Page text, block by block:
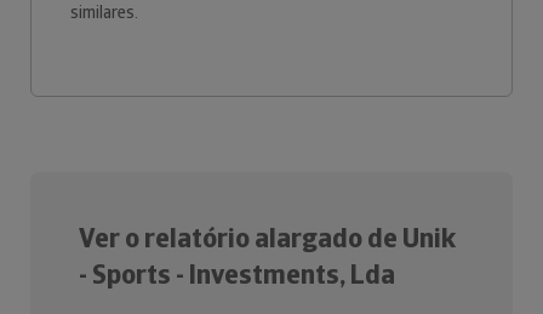
similares.
Ver o relatório alargado de Unik
- Sports - Investments, Lda